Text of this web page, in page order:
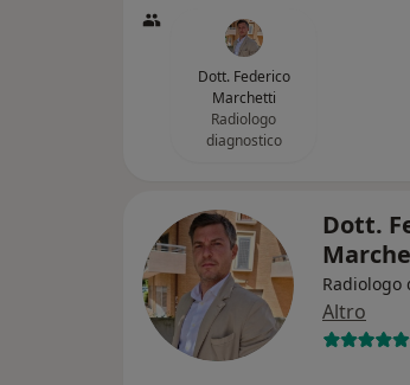
Dott. Federico
Marchetti
Radiologo
diagnostico
Dott.
Radiologo
Altro